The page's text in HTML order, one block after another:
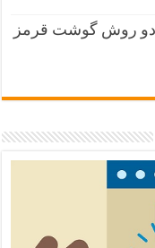
دو روش گوشت قرمز